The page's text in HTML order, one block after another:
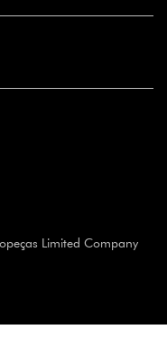
Limited Company